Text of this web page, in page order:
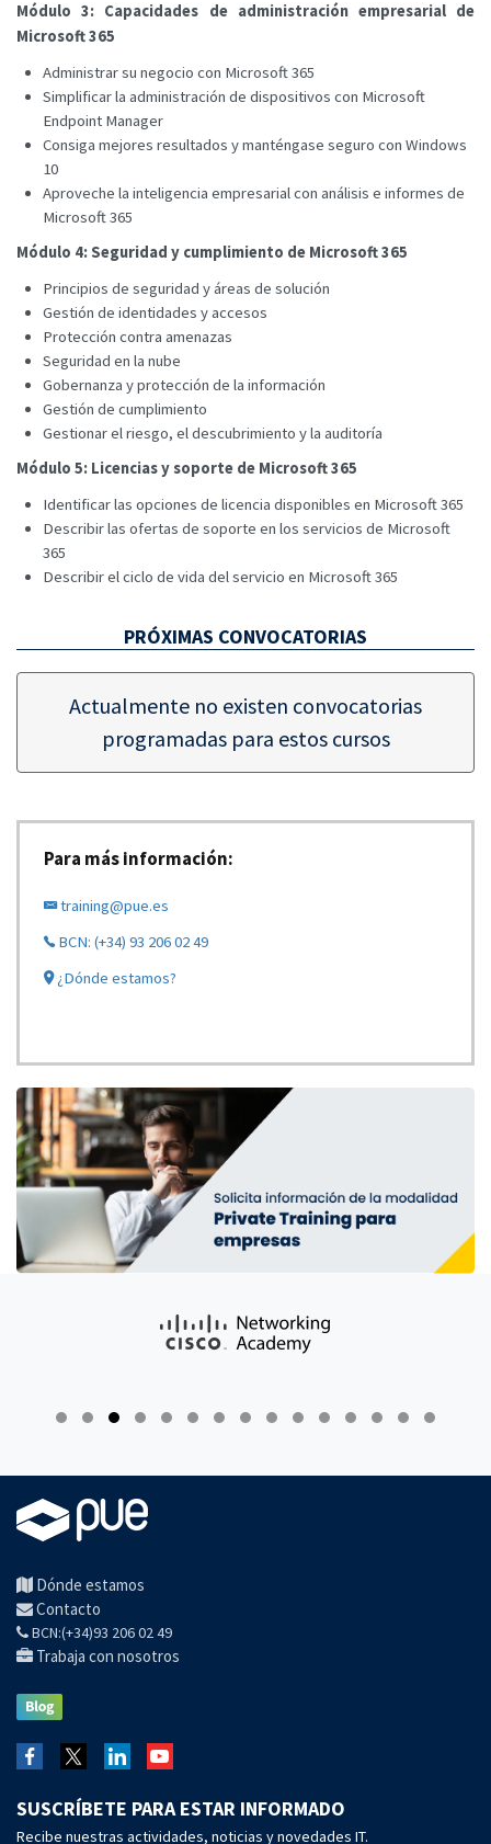
Módulo 3: Capacidades de administración empresarial de
Microsoft 365
Administrar su negocio con Microsoft 365
Simplificar la administración de dispositivos con Microsoft
Endpoint Manager
Consiga mejores resultados y manténgase seguro con Windows
10
Aproveche la inteligencia empresarial con análisis e informes de
Microsoft 365
Módulo 4: Seguridad y cumplimiento de Microsoft 365
Principios de seguridad y áreas de solución
Gestión de identidades y accesos
Protección contra amenazas
Seguridad en la nube
Gobernanza y protección de la información
Gestión de cumplimiento
Gestionar el riesgo, el descubrimiento y la auditoría
Módulo 5: Licencias y soporte de Microsoft 365
Identificar las opciones de licencia disponibles en Microsoft 365
Describir las ofertas de soporte en los servicios de Microsoft
365
Describir el ciclo de vida del servicio en Microsoft 365
PRÓXIMAS CONVOCATORIAS
Actualmente no existen convocatorias
programadas para estos cursos
Para más información:
training@pue.es
BCN: (+34) 93 206 02 49
¿Dónde estamos?
Dónde estamos
Contacto
BCN:(+34)93 206 02 49
Trabaja con nosotros
SUSCRÍBETE PARA ESTAR INFORMADO
Recibe nuestras actividades, noticias y novedades IT.